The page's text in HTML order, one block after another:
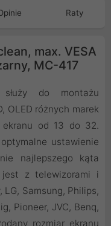
Raty
max. VESA
MC-417
do montażu
OLED różnych marek
od 13 do 32.
ustawienie
najlepszego kąta
jest z telewizorami i
LG, Samsung, Philips,
Pioneer, JVC, Benq,
rozmiar ekranu